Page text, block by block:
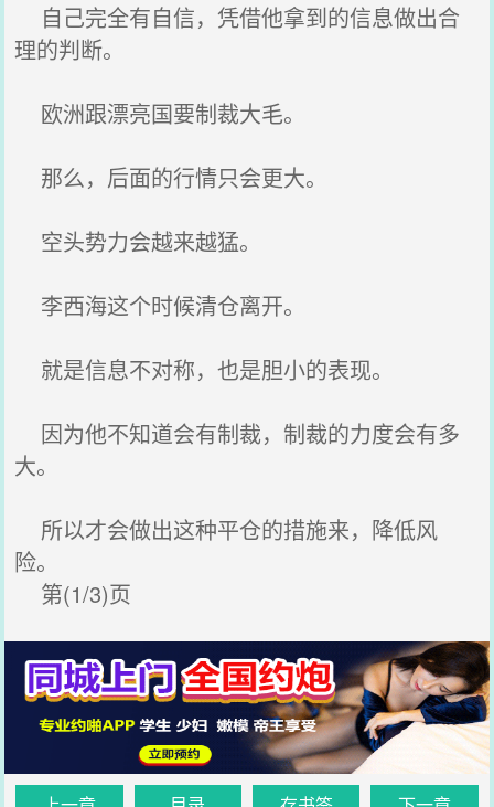
自己完全有自信，凭借他拿到的信息做出合
理的判断。
欧洲跟漂亮国要制裁大毛。
那么，后面的行情只会更大。
空头势力会越来越猛。
李西海这个时候清仓离开。
就是信息不对称，也是胆小的表现。
因为他不知道会有制裁，制裁的力度会有多
大。
所以才会做出这种平仓的措施来，降低风
险。
第(1/3)页